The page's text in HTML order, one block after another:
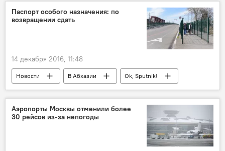
Паспорт особого назначения: по
возвращении сдать
14 декабря 2016, 11:48
Новости В Абхазии Ok, Sputnik!
Аэропорты Москвы отменили более
30 рейсов из-за непогоды